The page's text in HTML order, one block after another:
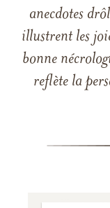
anecdotes
illustrent les
bonne
reflète la